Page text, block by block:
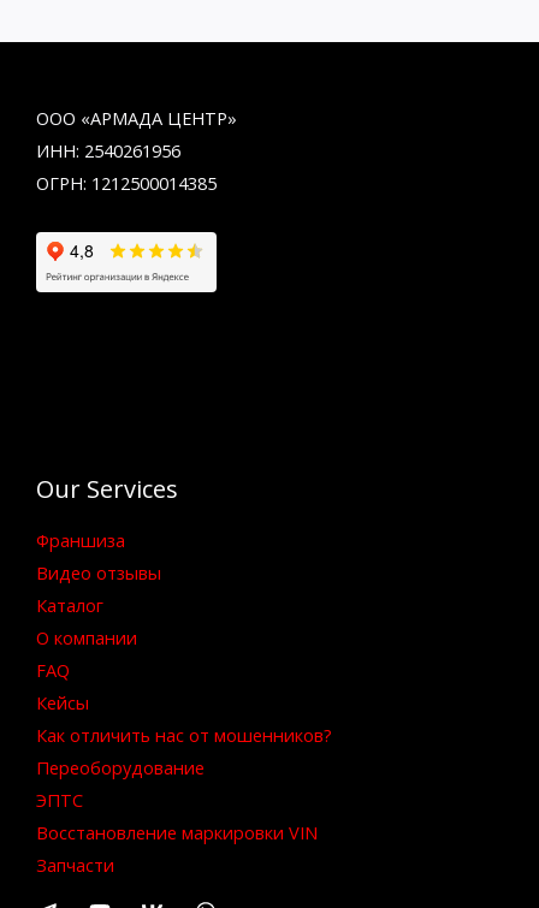
ООО «АРМАДА ЦЕНТР»
ИНН: 2540261956
ОГРН: 1212500014385
Our Services
Франшиза
Видео отзывы
Каталог
О компании
FAQ
Кейсы
Как отличить нас от мошенников?
Переоборудование
ЭПТС
Восстановление маркировки VIN
Запчасти